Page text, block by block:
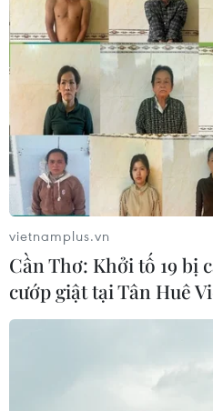
vietnamplus.vn
Cần Thơ: Khởi tố 19 bị
cướp giật tại Tân Huê